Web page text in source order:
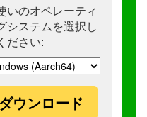
いのオペレーティ
システムを選択し
ださい:
ダウンロード